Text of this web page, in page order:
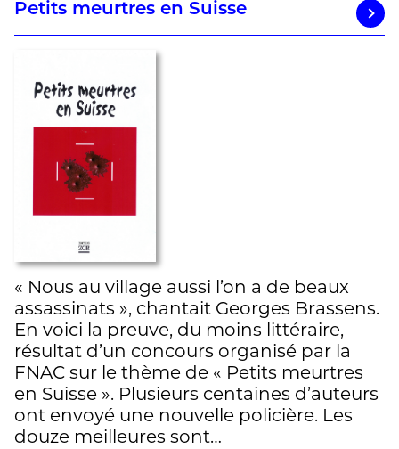
Petits meurtres en Suisse
« Nous au village aussi l’on a de beaux
assassinats », chantait Georges Brassens.
En voici la preuve, du moins littéraire,
résultat d’un concours organisé par la
FNAC sur le thème de « Petits meurtres
en Suisse ». Plusieurs centaines d’auteurs
ont envoyé une nouvelle policière. Les
douze meilleures sont…